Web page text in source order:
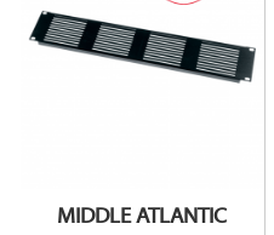
MIDDLE ATLANTIC